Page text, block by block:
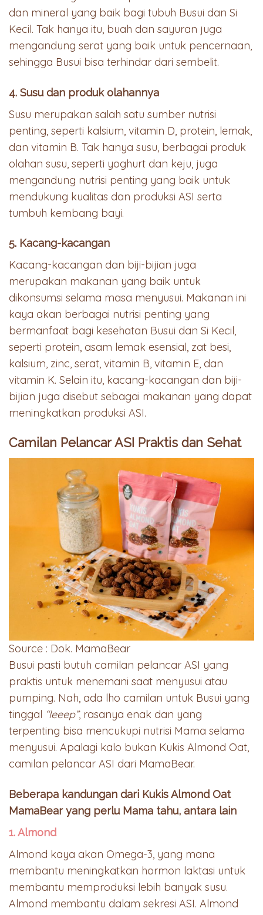
dan mineral yang baik bagi tubuh Busui dan Si
Kecil. Tak hanya itu, buah dan sayuran juga
mengandung serat yang baik untuk pencernaan,
sehingga Busui bisa terhindar dari sembelit.
4. Susu dan produk olahannya
Susu merupakan salah satu sumber nutrisi
penting, seperti kalsium, vitamin D, protein, lemak,
dan vitamin B. Tak hanya susu, berbagai produk
olahan susu, seperti yoghurt dan keju, juga
mengandung nutrisi penting yang baik untuk
mendukung kualitas dan produksi ASI serta
tumbuh kembang bayi.
5. Kacang-kacangan
Kacang-kacangan dan biji-bijian juga
merupakan makanan yang baik untuk
dikonsumsi selama masa menyusui. Makanan ini
kaya akan berbagai nutrisi penting yang
bermanfaat bagi kesehatan Busui dan Si Kecil,
seperti protein, asam lemak esensial, zat besi,
kalsium, zinc, serat, vitamin B, vitamin E, dan
vitamin K. Selain itu, kacang-kacangan dan biji-
bijian juga disebut sebagai makanan yang dapat
meningkatkan produksi ASI.
Camilan Pelancar ASI Praktis dan Sehat
Source : Dok. MamaBear
Busui pasti butuh camilan pelancar ASI yang
praktis untuk menemani saat menyusui atau
pumping. Nah, ada lho camilan untuk Busui yang
tinggal “leeep”, rasanya enak dan yang
terpenting bisa mencukupi nutrisi Mama selama
menyusui. Apalagi kalo bukan Kukis Almond Oat,
camilan pelancar ASI dari MamaBear.
Beberapa kandungan dari Kukis Almond Oat
MamaBear yang perlu Mama tahu, antara lain
1. Almond
Almond kaya akan Omega-3, yang mana
membantu meningkatkan hormon laktasi untuk
membantu memproduksi lebih banyak susu.
Almond membantu dalam sekresi ASI. Almond